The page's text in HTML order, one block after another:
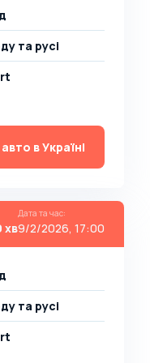
та русі
в Україні
хв
Дата та час:
9/2/2026, 17:00
та русі